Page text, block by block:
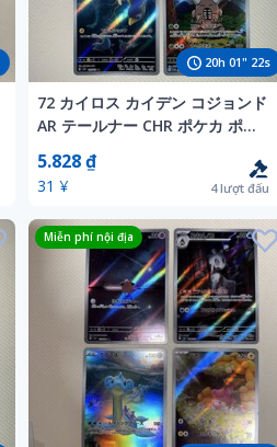
20h 01" 20s
72 カイロス カイデン コジョンド
AR テールナー CHR ポケカ ポケ
モンカード 151 25th
5.828 ₫
31 ¥ 4lượt đấu
Miễn phí nội địa